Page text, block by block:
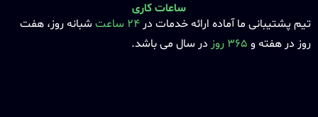
ساعات کاری
تیم پشتیبانی ما آماده ارائه خدمات در 24 ساعت
شبانه روز، هفت
روز در هفته و 365 روز در سال می باشد.